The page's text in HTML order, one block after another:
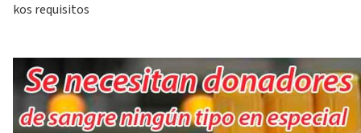
kos requisitos